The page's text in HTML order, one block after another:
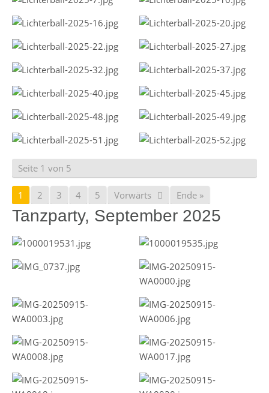
Seite 1 von 5
1 2 3 4 5 Vorwärts Ende »
Tanzparty, September 2025